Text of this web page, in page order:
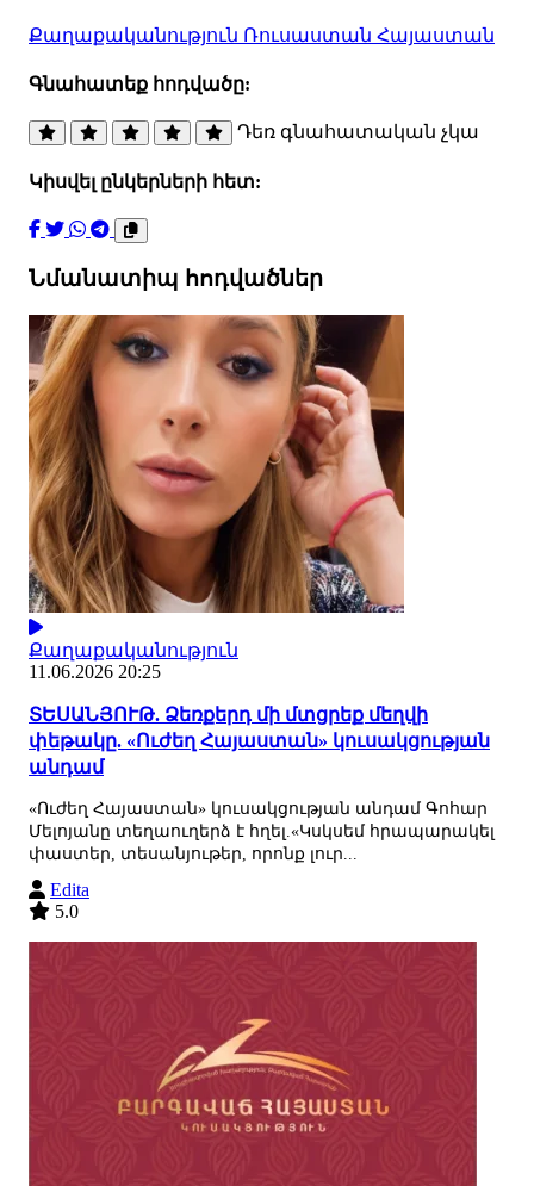
Քաղաքականություն Ռուսաստան Հայաստան
Գնահատեք հոդվածը:
Դեռ գնահատական չկա
Կիսվել ընկերների հետ:
Նմանատիպ հոդվածներ
Քաղաքականություն
11.06.2026 20:25
ՏԵՍԱՆՅՈՒԹ. Ձեռքերդ մի մտցրեք մեղվի
փեթակը. «Ուժեղ Հայաստան» կուսակցության
անդամ
«Ուժեղ Հայաստան» կուսակցության անդամ Գոհար
Մելոյանը տեղաուղերձ է հղել.«Կսկսեմ հրապարակել
փաստեր, տեսանյութեր, որոնք լուր...
Edita
5.0